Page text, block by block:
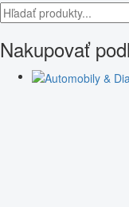
Nakupovať